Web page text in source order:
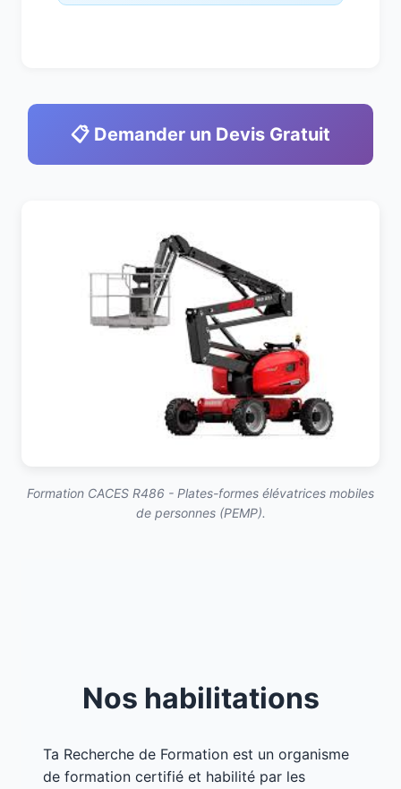
📋 Demander un Devis Gratuit
Formation CACES R486 - Plates-formes élévatrices mobiles
de personnes (PEMP).
Nos habilitations
Ta Recherche de Formation est un organisme
de formation certifié et habilité par les